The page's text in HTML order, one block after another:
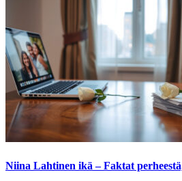
Niina Lahtinen ikä – Faktat